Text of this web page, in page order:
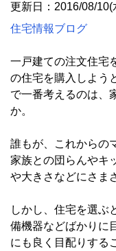
更新日：2016/08/10(
住宅情報ブログ
一戸建ての注文住宅
の住宅を購入しよう
で一番考えるのは、
か。
誰もが、これからの
家族との団らんやキ
や大きさなどにさま
しかし、住宅を選ぶ
備機器などばかりに
にも良く目配りする